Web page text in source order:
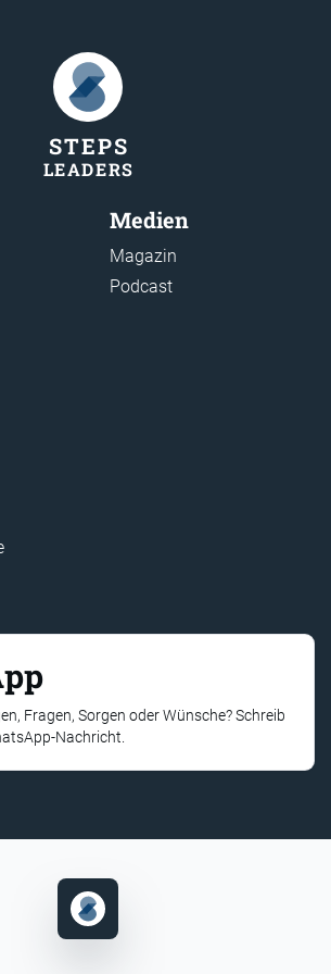
STEPS
LEADERS
Medien
Magazin
Podcast
Fragen, Sorgen oder Wünsche? Schreib
Nachricht.